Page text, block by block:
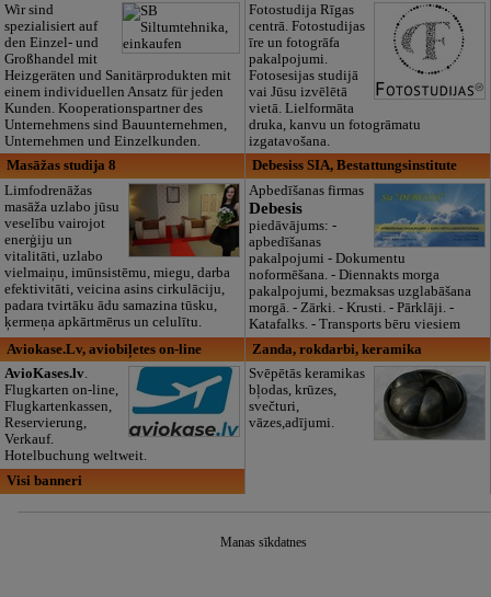
Wir sind
spezialisiert auf
den Einzel- und
Großhandel mit
Heizgeräten und Sanitärprodukten mit
einem individuellen Ansatz für jeden
Kunden. Kooperationspartner des
Unternehmens sind Bauunternehmen,
Unternehmen und Einzelkunden.
Fotostudija Rīgas
centrā. Fotostudijas
īre un fotogrāfa
pakalpojumi.
Fotosesijas studijā
vai Jūsu izvēlētā
vietā. Lielformāta
druka, kanvu un fotogrāmatu
izgatavošana.
Masāžas studija 8
Limfodrenāžas
masāža uzlabo jūsu
veselību vairojot
enerģiju un
vitalitāti, uzlabo
vielmaiņu, imūnsistēmu, miegu, darba
efektivitāti, veicina asins cirkulāciju,
padara tvirtāku ādu samazina tūsku,
ķermeņa apkārtmērus un celulītu.
Debesiss SIA, Bestattungsinstitute
Apbedīšanas firmas
Debesis
piedāvājums: -
apbedīšanas
pakalpojumi - Dokumentu
noformēšana. - Diennakts morga
pakalpojumi, bezmaksas uzglabāšana
morgā. - Zārki. - Krusti. - Pārklāji. -
Katafalks. - Transports bēru viesiem
Aviokase.Lv, aviobiļetes on-line
AvioKases.lv.
Flugkarten on-line,
Flugkartenkassen,
Reservierung,
Verkauf.
Hotelbuchung weltweit.
Zanda, rokdarbi, keramika
Svēpētās keramikas
bļodas, krūzes,
svečturi,
vāzes,adījumi.
Visi banneri
Manas sīkdatnes